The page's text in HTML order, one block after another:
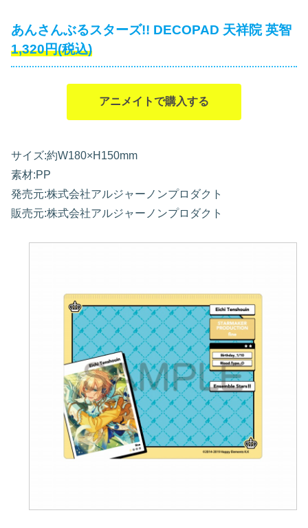
あんさんぶるスターズ!! DECOPAD 天祥院 英智
1,320円(税込)
アニメイトで購入する
サイズ:約W180×H150mm
素材:PP
発売元:株式会社アルジャーノンプロダクト
販売元:株式会社アルジャーノンプロダクト